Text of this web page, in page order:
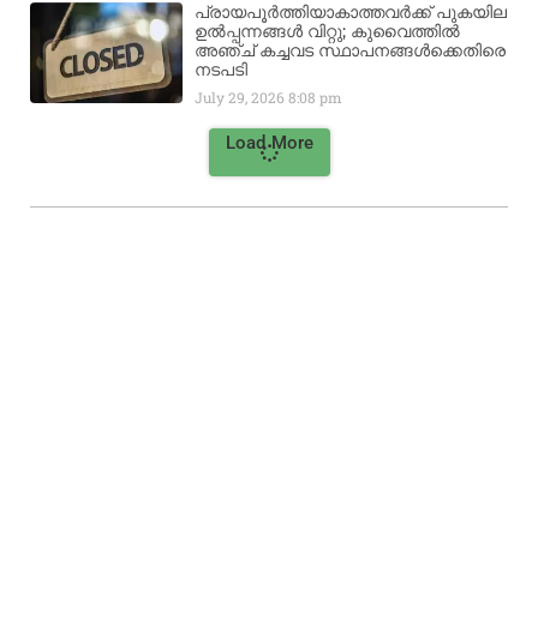
പ്രായപൂർത്തിയാകാത്തവർക്ക് പുകയില
ഉൽപ്പന്നങ്ങൾ വിറ്റു; കുവൈത്തിൽ
അഞ്ച് കച്ചവട സ്ഥാപനങ്ങൾക്കെതിരെ
നടപടി
July 29, 20268:08 pm
Load More